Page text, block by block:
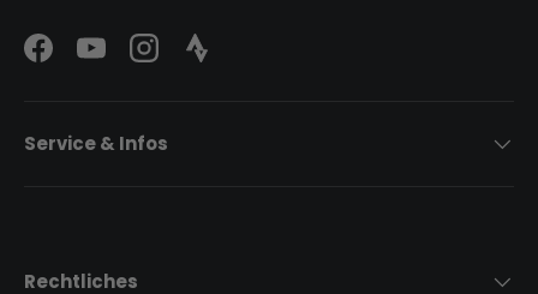
FacebookYouTubeInstagramStrava Logo
Service & Infos
Rechtliches